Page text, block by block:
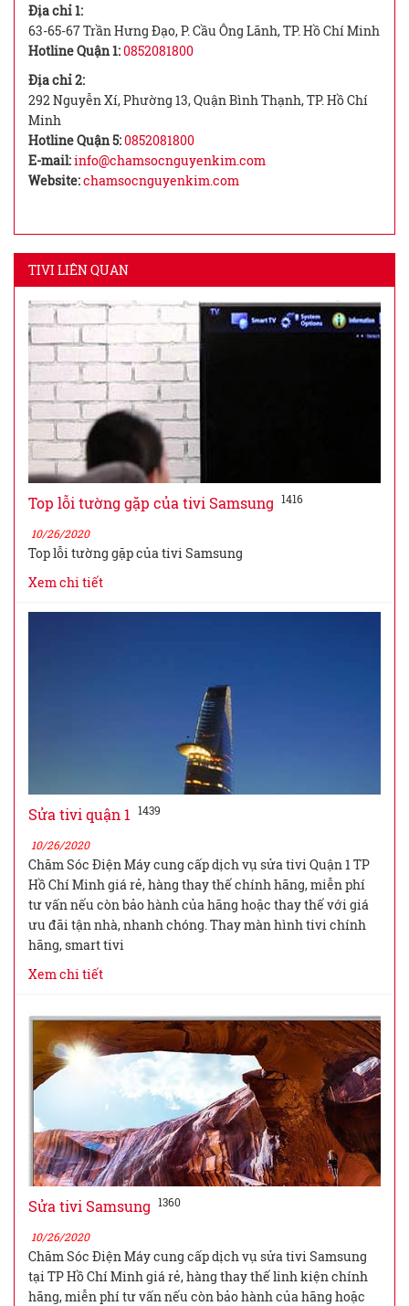
Địa chỉ 1:
63-65-67 Trần Hưng Đạo, P. Cầu Ông Lãnh, TP. Hồ Chí Minh
Hotline Quận 1:0852081800
Địa chỉ 2:
292 Nguyễn Xí, Phường 13, Quận Bình Thạnh, TP. Hồ Chí
Minh
Hotline Quận 5:0852081800
E-mail:info@chamsocnguyenkim.com
Website:chamsocnguyenkim.com
TIVI LIÊN QUAN
Top lỗi tường gặp của tivi Samsung 1416
10/26/2020
Top lỗi tường gặp của tivi Samsung
Xem chi tiết
Sửa tivi quận 1 1439
10/26/2020
Chăm Sóc Điện Máy cung cấp dịch vụ sửa tivi Quận 1 TP
Hồ Chí Minh giá rẻ, hàng thay thế chính hãng, miễn phí
tư vấn nếu còn bảo hành của hãng hoặc thay thế với giá
ưu đãi tận nhà, nhanh chóng. Thay màn hình tivi chính
hãng, smart tivi
Xem chi tiết
Sửa tivi Samsung 1360
10/26/2020
Chăm Sóc Điện Máy cung cấp dịch vụ sửa tivi Samsung
tại TP Hồ Chí Minh giá rẻ, hàng thay thế linh kiện chính
hãng, miễn phí tư vấn nếu còn bảo hành của hãng hoặc